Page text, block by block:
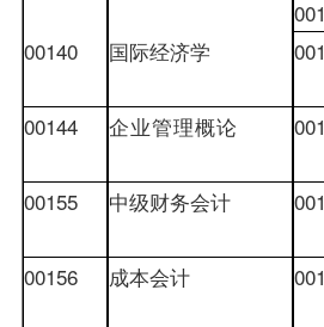
00140
国际经济学
00144 企业管理概论
00155 中级财务会计
00156 成本会计